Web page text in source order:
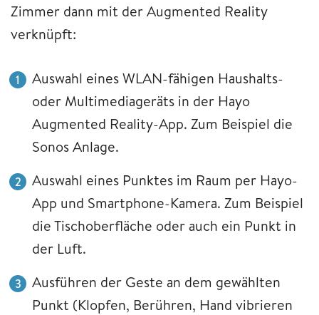
Zimmer dann mit der Augmented Reality
verknüpft:
Auswahl eines WLAN-fähigen Haushalts-
oder Multimediageräts in der Hayo
Augmented Reality-App. Zum Beispiel die
Sonos Anlage.
Auswahl eines Punktes im Raum per Hayo-
App und Smartphone-Kamera. Zum Beispiel
die Tischoberfläche oder auch ein Punkt in
der Luft.
Ausführen der Geste an dem gewählten
Punkt (Klopfen, Berühren, Hand vibrieren